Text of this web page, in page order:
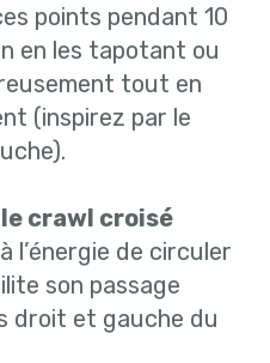
points pendant 10
en les tapotant ou
tout en
(inspirez par le
crawl croisé
l’énergie de circuler
son passage
droit et gauche du